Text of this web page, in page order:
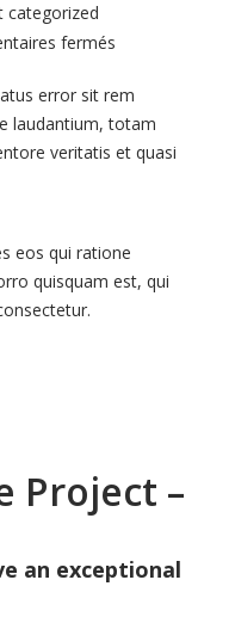
categorized
fermés
–
Split
error sit rem
laudantium, totam
veritatis et quasi
eos qui ratione
quisquam est, qui
Project –
an exceptional